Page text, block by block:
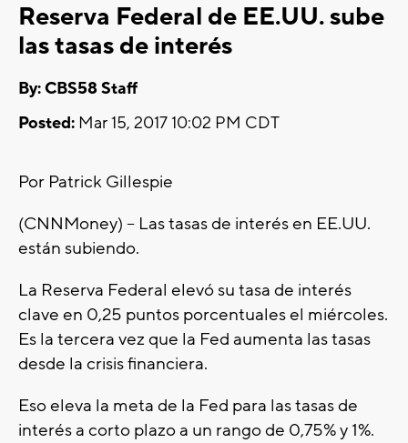
Reserva Federal de EE.UU. sube
las tasas de interés
By: CBS58 Staff
Posted: Mar 15, 2017 10:02 PM CDT
Por Patrick Gillespie
(CNNMoney) -- Las tasas de interés en EE.UU.
están subiendo.
La Reserva Federal elevó su tasa de interés
clave en 0,25 puntos porcentuales el miércoles.
Es la tercera vez que la Fed aumenta las tasas
desde la crisis financiera.
Eso eleva la meta de la Fed para las tasas de
interés a corto plazo a un rango de 0,75% y 1%.